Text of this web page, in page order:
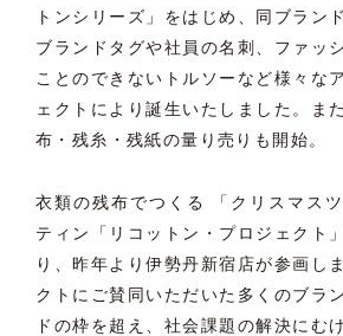
トンシリーズ」をはじめ、同ブラン
ブランドタグや社員の名刺、ファッ
ことのできないトルソーなど様々な
ェクトにより誕生いたしました。ま
布・残糸・残紙の量り売りも開始。
衣類の残布でつくる 「クリスマス
ティン「リコットン・プロジェクト
り、昨年より伊勢丹新宿店が参画し
クトにご賛同いただいた多くのブラ
ドの枠を超え、社会課題の解決にむ